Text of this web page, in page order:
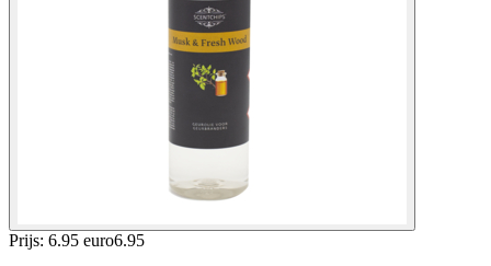
Prijs: 6.95 euro6.95